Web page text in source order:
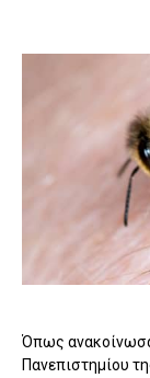
Όπως
Πανεπιστημίου